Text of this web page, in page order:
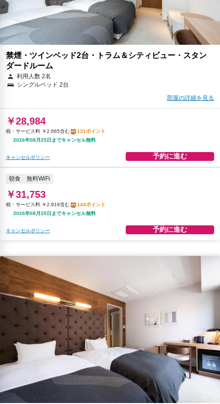
禁煙・ツインベッド2台・トラム＆シティビュー・スタン
ダードルーム
利用人数 2名
シングルベッド 2台
部屋の詳細を見る
￥28,984
税・サービス料 ￥2,665含む
131ポイント
2026年08月25日までキャンセル無料
キャンセルポリシー 予約に進む
朝食 無料WiFi
￥31,753
税・サービス料 ￥2,919含む
144ポイント
2026年08月25日までキャンセル無料
キャンセルポリシー 予約に進む